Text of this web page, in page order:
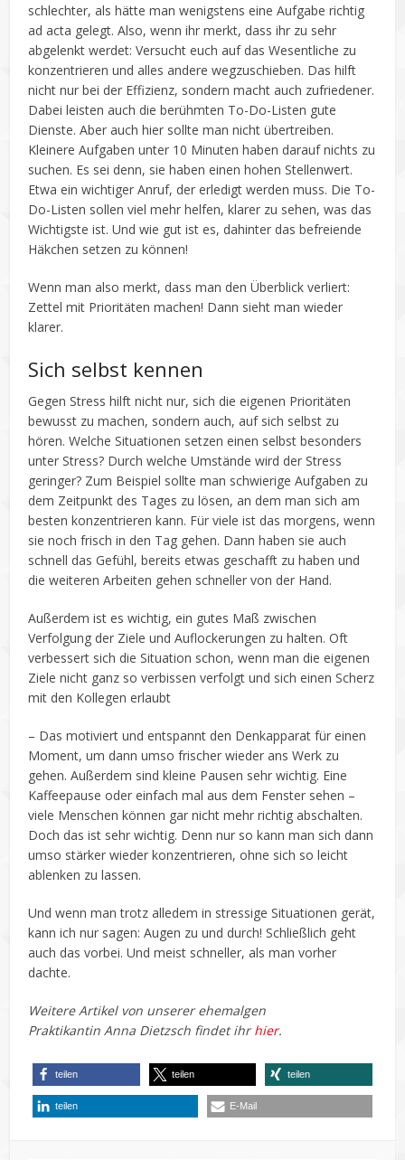
schlechter, als hätte man wenigstens eine Aufgabe richtig
ad acta gelegt. Also, wenn ihr merkt, dass ihr zu sehr
abgelenkt werdet: Versucht euch auf das Wesentliche zu
konzentrieren und alles andere wegzuschieben. Das hilft
nicht nur bei der Effizienz, sondern macht auch zufriedener.
Dabei leisten auch die berühmten To-Do-Listen gute
Dienste. Aber auch hier sollte man nicht übertreiben.
Kleinere Aufgaben unter 10 Minuten haben darauf nichts zu
suchen. Es sei denn, sie haben einen hohen Stellenwert.
Etwa ein wichtiger Anruf, der erledigt werden muss. Die To-
Do-Listen sollen viel mehr helfen, klarer zu sehen, was das
Wichtigste ist. Und wie gut ist es, dahinter das befreiende
Häkchen setzen zu können!
Wenn man also merkt, dass man den Überblick verliert:
Zettel mit Prioritäten machen! Dann sieht man wieder
klarer.
Sich selbst kennen
Gegen Stress hilft nicht nur, sich die eigenen Prioritäten
bewusst zu machen, sondern auch, auf sich selbst zu
hören. Welche Situationen setzen einen selbst besonders
unter Stress? Durch welche Umstände wird der Stress
geringer? Zum Beispiel sollte man schwierige Aufgaben zu
dem Zeitpunkt des Tages zu lösen, an dem man sich am
besten konzentrieren kann. Für viele ist das morgens, wenn
sie noch frisch in den Tag gehen. Dann haben sie auch
schnell das Gefühl, bereits etwas geschafft zu haben und
die weiteren Arbeiten gehen schneller von der Hand.
Außerdem ist es wichtig, ein gutes Maß zwischen
Verfolgung der Ziele und Auflockerungen zu halten. Oft
verbessert sich die Situation schon, wenn man die eigenen
Ziele nicht ganz so verbissen verfolgt und sich einen Scherz
mit den Kollegen erlaubt
– Das motiviert und entspannt den Denkapparat für einen
Moment, um dann umso frischer wieder ans Werk zu
gehen. Außerdem sind kleine Pausen sehr wichtig. Eine
Kaffeepause oder einfach mal aus dem Fenster sehen –
viele Menschen können gar nicht mehr richtig abschalten.
Doch das ist sehr wichtig. Denn nur so kann man sich dann
umso stärker wieder konzentrieren, ohne sich so leicht
ablenken zu lassen.
Und wenn man trotz alledem in stressige Situationen gerät,
kann ich nur sagen: Augen zu und durch! Schließlich geht
auch das vorbei. Und meist schneller, als man vorher
dachte.
Weitere Artikel von unserer ehemalgen
Praktikantin Anna Dietzsch findet ihrhier.
teilen teilen teilen
teilen E-Mail